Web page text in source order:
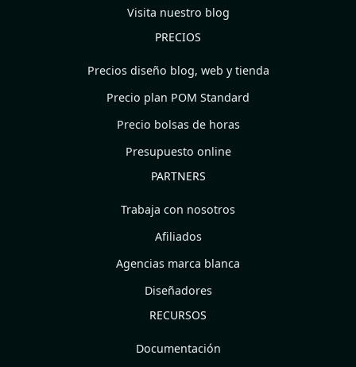
Visita nuestro blog
PRECIOS
Precios diseño blog, web y tienda
Precio plan POM Standard
Precio bolsas de horas
Presupuesto online
PARTNERS
Trabaja con nosotros
Afiliados
Agencias marca blanca
Diseñadores
RECURSOS
Documentación